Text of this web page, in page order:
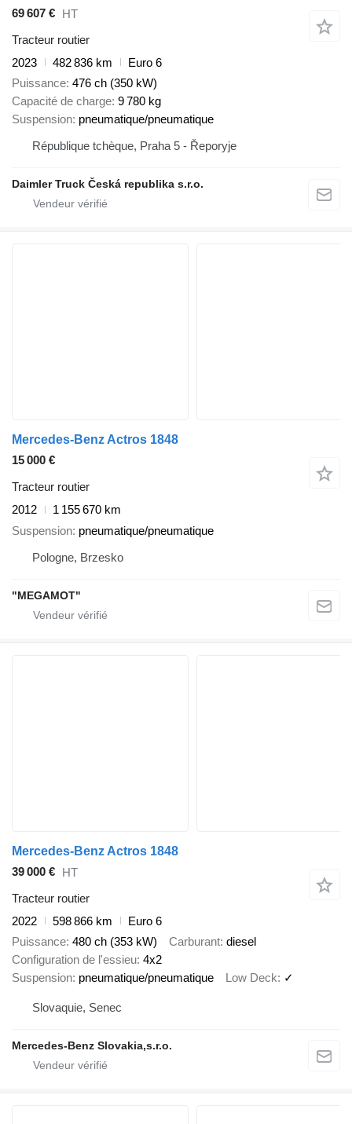
69 607 € HT
Tracteur routier
2023
482 836 km
Euro 6
Puissance 476 ch (350 kW)
Capacité de charge 9 780 kg
Suspension pneumatique/pneumatique
République tchèque, Praha 5 - Řeporyje
Daimler Truck Česká republika s.r.o.
Mercedes-Benz Actros 1848
15 000 €
Tracteur routier
2012
1 155 670 km
Suspension pneumatique/pneumatique
Pologne, Brzesko
"MEGAMOT"
Mercedes-Benz Actros 1848
39 000 € HT
Tracteur routier
2022
598 866 km
Euro 6
Puissance 480 ch (353 kW) Carburant diesel
Configuration de l'essieu 4x2
Suspension pneumatique/pneumatique Low Deck ✓
Slovaquie, Senec
Mercedes-Benz Slovakia,s.r.o.